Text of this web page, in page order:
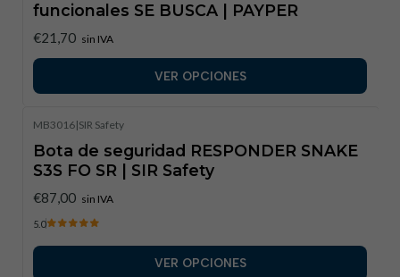
funcionales SE BUSCA | PAYPER
€21,70 sin IVA
VER OPCIONES
MB3016|SIR Safety
Bota de seguridad RESPONDER SNAKE
S3S FO SR | SIR Safety
€87,00 sin IVA
5.0
VER OPCIONES